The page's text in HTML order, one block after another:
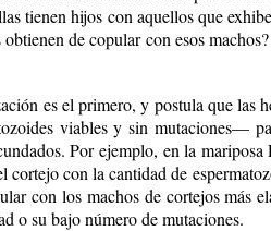
tie­nen hi­jos con aque­llos que
de co­pu­lar con esos
es el pri­me­ro, y pos­tu­la que las
via­bles y sin mu­ta­cio­nes—
Por ejem­plo, en la
cor­te­jo con la can­ti­dad de
con los ma­chos de cor­te­jos más
o su ba­jo nú­me­ro de mu­ta­cio­nes.